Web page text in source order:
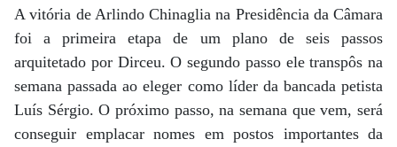
A vitória de Arlindo Chinaglia na Presidência da Câmara
foi a primeira etapa de um plano de seis passos
arquitetado por Dirceu. O segundo passo ele transpôs na
semana passada ao eleger como líder da bancada petista
Luís Sérgio. O próximo passo, na semana que vem, será
conseguir emplacar nomes em postos importantes da